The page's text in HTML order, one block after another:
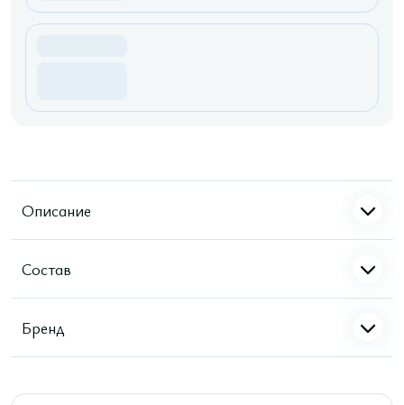
Описание
Состав
Бренд